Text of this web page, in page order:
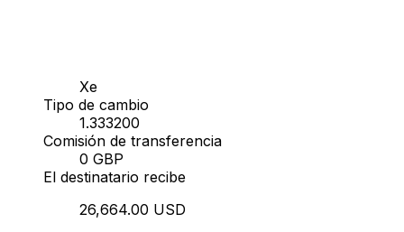
Xe
Tipo de cambio
1.333200
Comisión de transferencia
0 GBP
El destinatario recibe
26,664.00 USD